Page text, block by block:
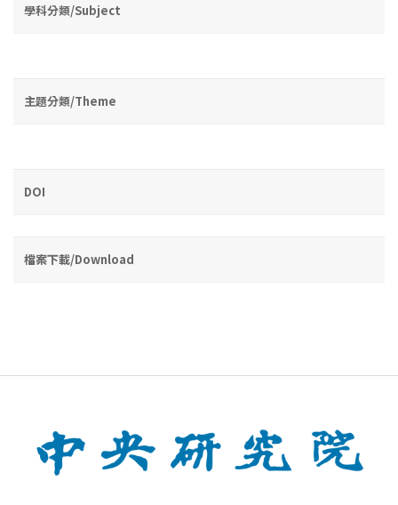
學科分類/Subject
主題分類/Theme
DOI
檔案下載/Download